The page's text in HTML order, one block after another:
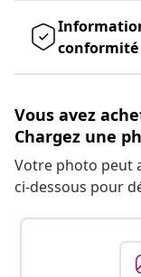
conformité
Vous avez
Chargez une
Votre photo peut
ci-dessous pour